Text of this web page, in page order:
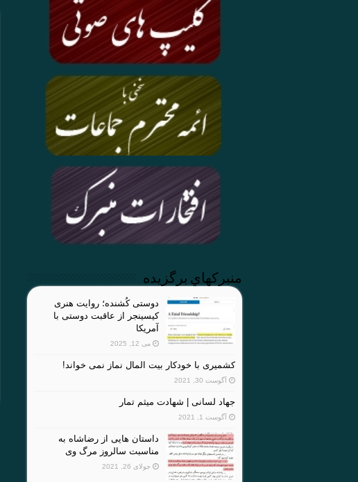
منبركهاي برگزيده
دوستی کُشنده؛ روایت هنری
کیسینجر از عاقبت دوستی با
آمریکا
می 12, 2025
کشمیری با خودکار بیت المال نماز نمی خواند!
آگوست 30, 2021
جهاد لسانی | شهادت میثم تمار
آگوست 1, 2021
داستان هایی از رضاشاه به
مناسبت سالروز مرگ وی
جولای 26, 2021